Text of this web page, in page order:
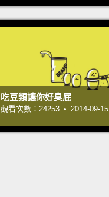
吃豆類讓你好臭屁
觀看次數：24253 • 2014-09-15